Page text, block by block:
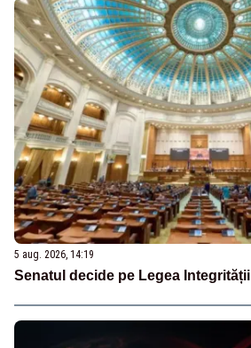
5 aug. 2026, 14:19
Senatul decide pe Legea Integrității